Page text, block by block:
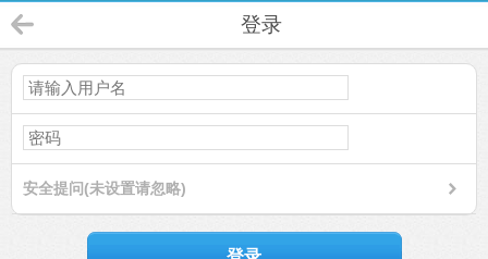
登录
安全提问(未设置请忽略)